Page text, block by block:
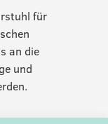
für
an die
und